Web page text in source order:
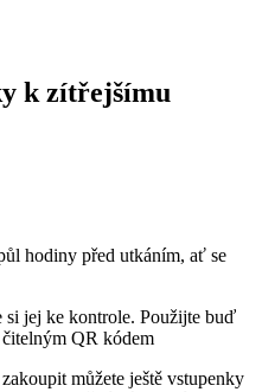
k zítřejšímu
hodiny před utkáním, ať se
si jej ke kontrole. Použijte buď
QR kódem
můžete ještě vstupenky